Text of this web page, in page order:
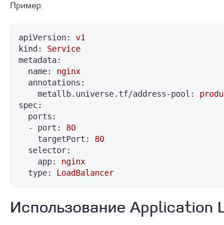
Пример:
apiVersion:
v1
kind:
Service
metadata:
name:
nginx
annotations:
metallb.universe.tf/address-pool:
spec:
ports:
-
port:
80
targetPort:
80
selector:
app:
nginx
type:
LoadBalancer
Использование Application